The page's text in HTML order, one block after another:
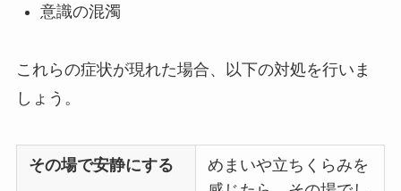
意識の混濁
これらの症状が現れた場合、以下の対処を行いま
しょう。
その場で安静にする
めまいや立ちくらみを